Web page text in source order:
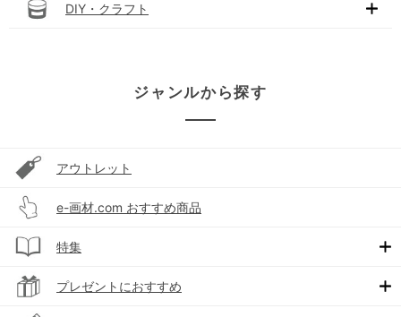
DIY・クラフト
ジャンルから探す
アウトレット
e-画材.com おすすめ商品
特集
プレゼントにおすすめ